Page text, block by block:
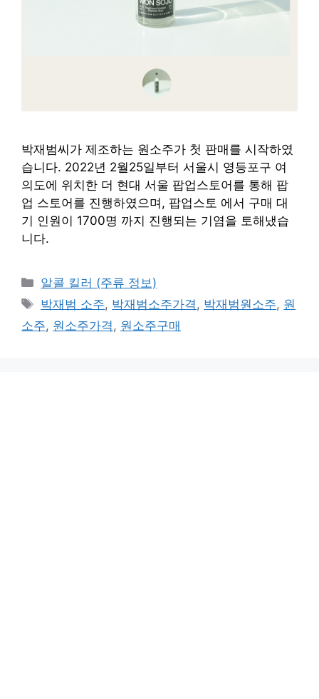
박재범씨가 제조하는 원소주가 첫 판매를 시작하였
습니다. 2022년 2월25일부터 서울시 영등포구 여
의도에 위치한 더 현대 서울 팝업스토어를 통해 팝
업 스토어를 진행하였으며, 팝업스토 에서 구매 대
기 인원이 1700명 까지 진행되는 기염을 토해냈습
니다.
Categories
알콜 킬러 (주류 정보)
Tags
박재범 소주, 박재범소주가격, 박재범원소주, 원
소주, 원소주가격, 원소주구매